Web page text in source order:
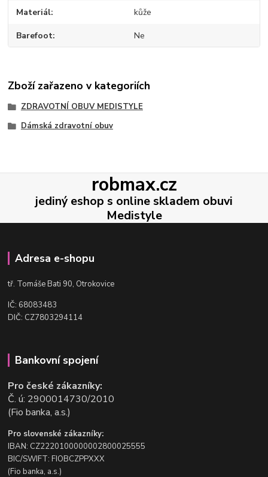
Materiál kůže
Barefoot Ne
Zboží zařazeno v kategoriích
ZDRAVOTNÍ OBUV MEDISTYLE
Dámská zdravotní obuv
robmax.cz
jediný eshop s online skladem obuvi
Medistyle
Adresa e-shopu
tř. Tomáše Bati 90, Otrokovice
IČ: 68083483
DIČ: CZ7803294114
Bankovní spojení
Pro české zákazníky:
Č. ú: 2900014730/2010
(Fio banka, a.s.)
Pro slovenské zákazníky:
IBAN: CZ2220100000002800025555
BIC/SWIFT: FIOBCZPPXXX
(Fio banka, a.s.)